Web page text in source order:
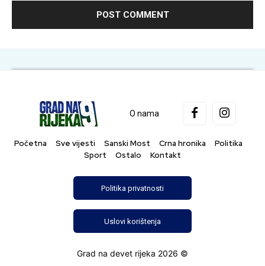
O nama
Početna Sve vijesti Sanski Most Crna hronika
Politika
Sport
Ostalo Kontakt
Politika privatnosti
Uslovi korištenja
Grad na devet rijeka 2026 ©